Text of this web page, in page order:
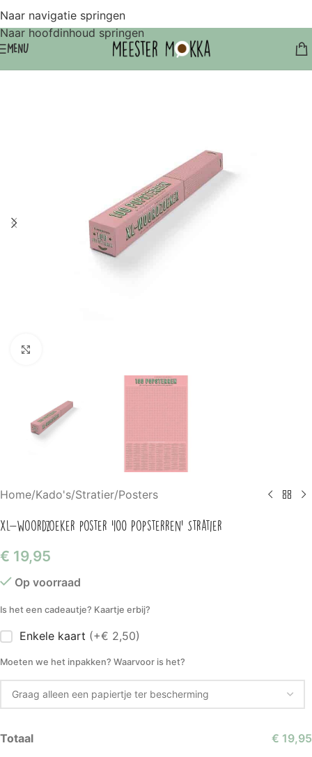
Naar navigatie springen
Naar hoofdinhoud springen
MENU
Home/Kado's/Stratier/Posters
XL-woordzoeker poster ‘100 Popsterren’ Stratier
€ 19,95
Op voorraad
Is het een cadeautje? Kaartje erbij?
Enkele kaart (+€ 2,50)
Moeten we het inpakken? Waarvoor is het?
Totaal € 19,95